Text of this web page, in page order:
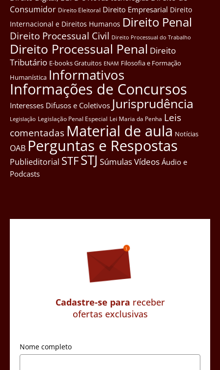
Consumidor Direito Eleitoral Direito Empresarial Direito
Internacional e Direitos Humanos Direito Penal
Direito Processual Civil Direito Processual do Trabalho
Direito Processual Penal Direito
Tributário E-books Gratuitos ENAM Filosofia e Formação
Humanística Informativos
Informações de Concursos
Interesses Difusos e Coletivos Jurisprudência
Legislação Legislação Penal Especial Lei Maria da Penha Leis
comentadas Material de aula Notícias
OAB Perguntas e Respostas
Publieditorial STFSTJ SúmulasVídeos Áudio e
Podcasts
Cadastre-se para receber
ofertas exclusivas
Nome completo